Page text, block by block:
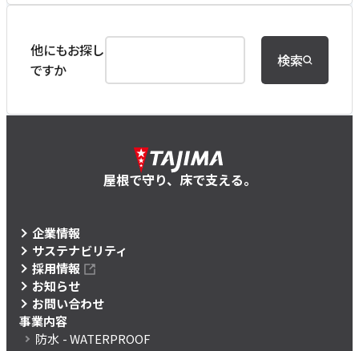
他にもお探し
ですか
検索
屋根で守り、床で支える。
企業情報
サステナビリティ
採用情報
お知らせ
お問い合わせ
事業内容
防水 - WATERPROOF